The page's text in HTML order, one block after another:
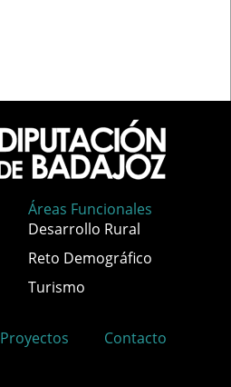
Áreas Funcionales
Desarrollo Rural
Reto Demográfico
Turismo
Proyectos Contacto